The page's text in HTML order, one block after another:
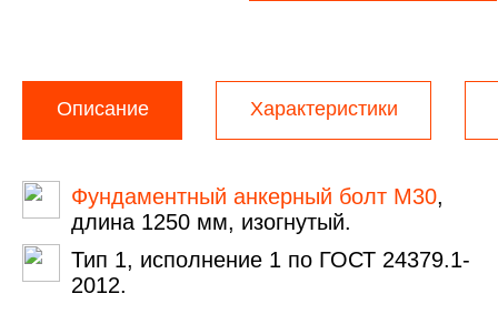
Описание Характеристики
Фундаментный анкерный болт М30,
длина 1250 мм, изогнутый.
Тип 1, исполнение 1 по ГОСТ 24379.1-
2012.